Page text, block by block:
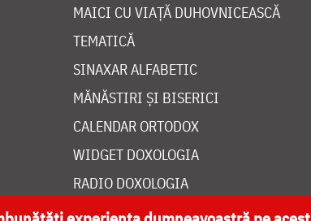
MAICI CU VIAȚĂ DUHOVNICEASCĂ
TEMATICĂ
SINAXAR ALFABETIC
MĂNĂSTIRI ȘI BISERICI
CALENDAR ORTODOX
WIDGET DOXOLOGIA
RADIO DOXOLOGIA